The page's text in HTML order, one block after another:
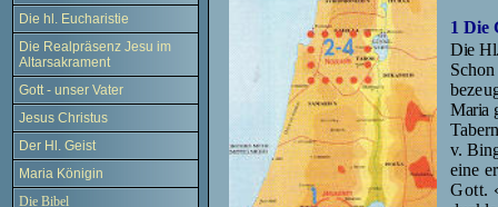
Die hl. Eucharistie
Die Realpräsenz Jesu im
Altarsakrament
Gott - unser Vater
Jesus Christus
Der Hl. Geist
Maria Königin
Die Bibel
1 Die
Die
Maria
v.
eine
Gott.